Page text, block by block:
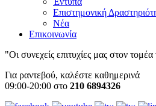
Επιστημονική
Νέα
Επικοινωνία
"Οι συνεχείς επιτυχίες μας στον
Για ραντεβού, καλέστε καθημερινά
09:00-20:00 στο 210 6894326